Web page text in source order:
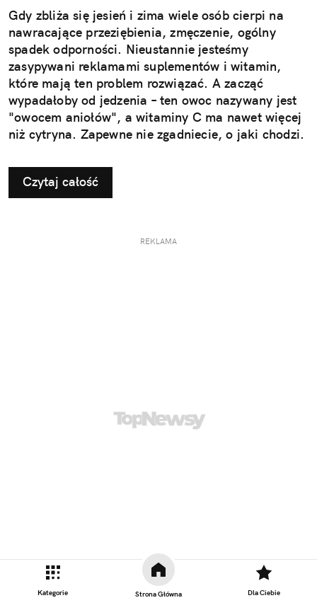
Kategorie Strona Główna Dla Ciebie
Gdy zbliża się jesień i zima wiele osób cierpi na
nawracające przeziębienia, zmęczenie, ogólny
spadek odporności. Nieustannie jesteśmy
zasypywani reklamami suplementów i witamin,
które mają ten problem rozwiązać. A zacząć
wypadałoby od jedzenia – ten owoc nazywany jest
"owocem aniołów", a witaminy C ma nawet więcej
niż cytryna. Zapewne nie zgadniecie, o jaki chodzi.
Czytaj całość
REKLAMA